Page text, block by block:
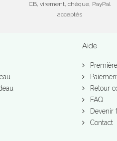
CB, virement, chèque, PayPal
acceptés
Aide
Retour
FAQ
Devenir
Contact